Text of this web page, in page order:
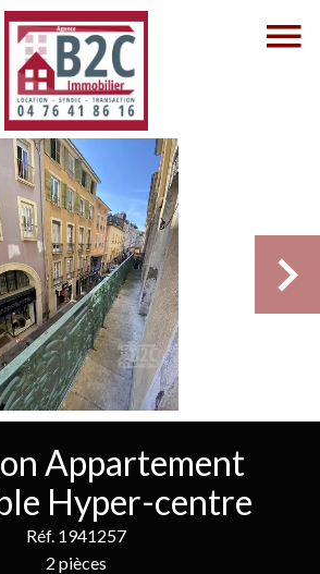
Appartement
Hyper-centre
Réf. 1941257
2 pièces